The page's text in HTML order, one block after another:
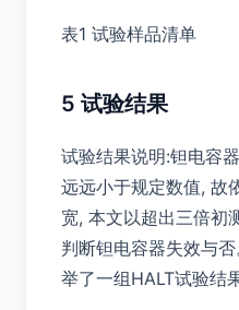
表1 试验样品清单
5 试验结果
试验结果说明:钽电容
远远小于规定数值, 故
宽, 本文以超出三倍初
判断钽电容器失效与
举了一组HALT试验结